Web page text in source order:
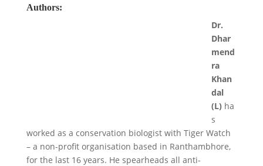
Authors:
Dr.
Dhar
mend
ra
Khan
dal
(L) ha
s
worked as a conservation biologist with Tiger Watch
– a non-profit organisation based in Ranthambhore,
for the last 16 years. He spearheads all anti-